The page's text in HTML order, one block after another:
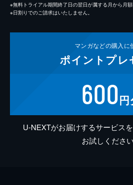
※無料トライアル期間終了日の翌日が属する月から月額
※日割りでのご請求はいたしません。
マンガなどの購入に
ポイント プレ
600
U-NEXTがお届けするサービス
お試しください